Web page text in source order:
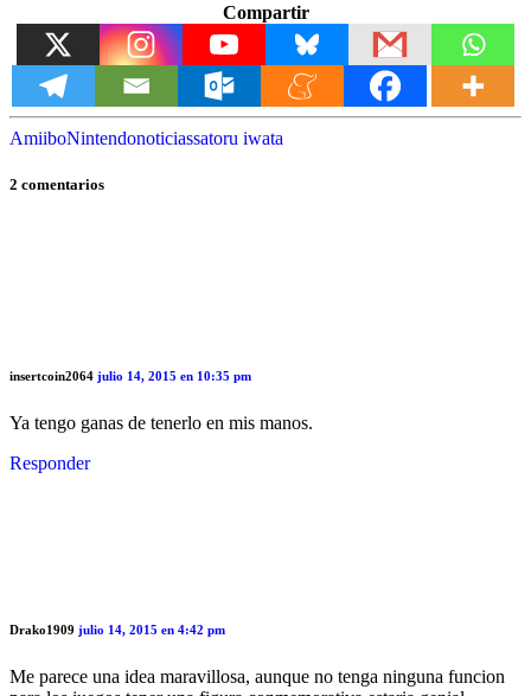
Compartir
AmiiboNintendonoticiassatoru iwata
2 comentarios
insertcoin2064 julio 14, 2015 en 10:35 pm
Ya tengo ganas de tenerlo en mis manos.
Responder
Drako1909 julio 14, 2015 en 4:42 pm
Me parece una idea maravillosa, aunque no tenga ninguna funcion